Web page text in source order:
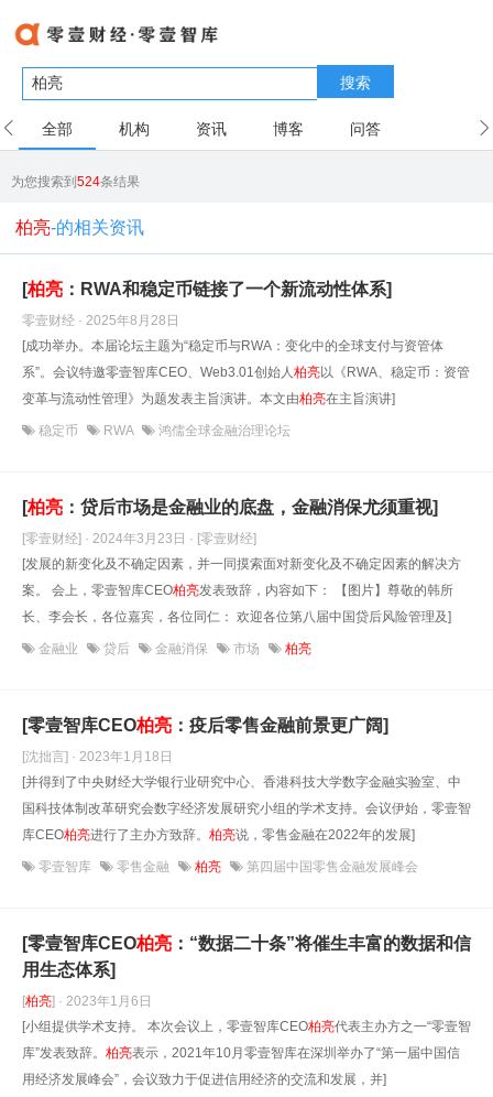
搜索
全部 机构 资讯 博客 问答
为您搜索到524条结果
柏亮-的相关资讯
[柏亮 ：RWA和稳定币链接了一个新流动性体系]
零壹财经 · 2025年8月28日
[成功举办。本届论坛主题为“稳定币与RWA：变化中的全球支付与资管体
系”。会议特邀零壹智库CEO、Web3.01创始人柏亮以《RWA、稳定币：资管
变革与流动性管理》为题发表主旨演讲。本文由柏亮在主旨演讲]
稳定币 RWA 鸿儒全球金融治理论坛
[柏亮 ：贷后市场是金融业的底盘，金融消保尤须重视]
[零壹财经] · 2024年3月23日 · [零壹财经]
[发展的新变化及不确定因素，并一同摸索面对新变化及不确定因素的解决方
案。 会上，零壹智库CEO柏亮发表致辞，内容如下： 【图片】尊敬的韩所
长、李会长，各位嘉宾，各位同仁： 欢迎各位第八届中国贷后风险管理及]
金融业 贷后 金融消保 市场 柏亮
[零壹智库CEO柏亮 ：疫后零售金融前景更广阔]
[沈拙言] · 2023年1月18日
[并得到了中央财经大学银行业研究中心、香港科技大学数字金融实验室、中
国科技体制改革研究会数字经济发展研究小组的学术支持。会议伊始，零壹智
库CEO柏亮进行了主办方致辞。 柏亮说，零售金融在2022年的发展]
零壹智库 零售金融 柏亮 第四届中国零售金融发展峰会
[零壹智库CEO柏亮 ：“数据二十条”将催生丰富的数据和信
用生态体系]
[柏亮] · 2023年1月6日
[小组提供学术支持。 本次会议上，零壹智库CEO柏亮代表主办方之一“零壹智
库”发表致辞。 柏亮表示，2021年10月零壹智库在深圳举办了“第一届中国信
用经济发展峰会”，会议致力于促进信用经济的交流和发展，并]